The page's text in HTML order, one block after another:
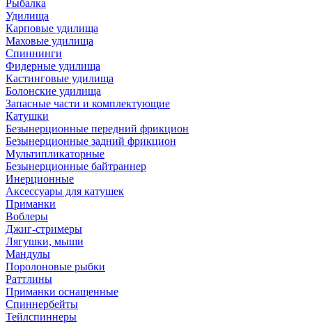
Рыбалка
Удилища
Карповые удилища
Маховые удилища
Спиннинги
Фидерные удилища
Кастинговые удилища
Болонские удилища
Запасные части и комплектующие
Катушки
Безынерционные передний фрикцион
Безынерционные задний фрикцион
Мультипликаторные
Безынерционные байтраннер
Инерционные
Аксессуары для катушек
Приманки
Воблеры
Джиг-стримеры
Лягушки, мыши
Мандулы
Поролоновые рыбки
Раттлины
Приманки оснащенные
Спиннербейты
Тейлспиннеры